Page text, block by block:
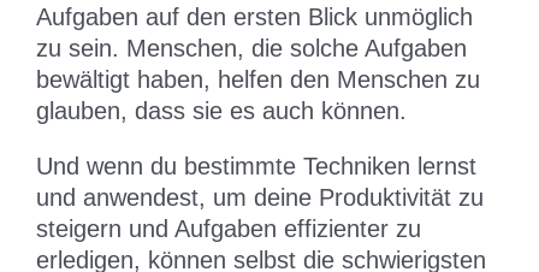
Aufgaben auf den ersten Blick unmöglich
zu sein. Menschen, die solche Aufgaben
bewältigt haben, helfen den Menschen zu
glauben, dass sie es auch können.
Und wenn du bestimmte Techniken lernst
und anwendest, um deine Produktivität zu
steigern und Aufgaben effizienter zu
erledigen, können selbst die schwierigsten